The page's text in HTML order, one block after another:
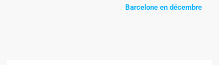
Barcelone en décembre